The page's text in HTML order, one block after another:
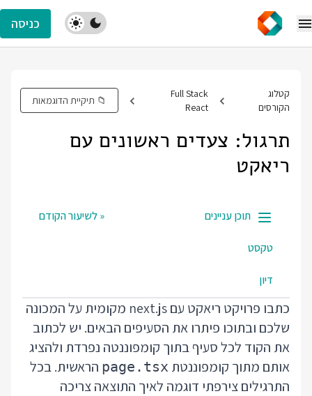
כניסה
קטלוג
הקורסים
Full Stack
React
📁 תיקיית הדוגמאות
תרגול: צעדים ראשונים עם
ריאקט
תוכן עניינים
טקסט
דיון
« לשיעור הקודם
כתבו פרויקט ריאקט עם next.js מקומית על המכונה
שלכם ובתוכו פיתרו את הסעיפים הבאים. יש לכתוב
את הקוד לכל סעיף בתוך קומפוננטה נפרדת ולהציג
אותם מתוך קומפוננטת page.tsx הראשית. בכל
התרגילים צירפתי דוגמה לאיך התוצאה צריכה